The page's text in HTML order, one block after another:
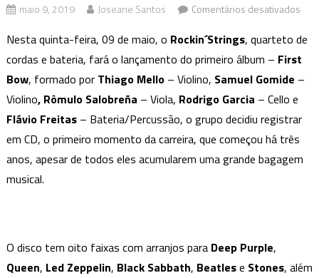
maio 9, 2019 Joseane Santos Comentários desativadosem
de
Nesta quinta-feira, 09 de maio, o Rockin´Strings, quarteto de
cordas e bateria, fará o lançamento do primeiro álbum – First
Bow, formado por Thiago Mello – Violino, Samuel Gomide –
Violino, Rômulo Salobreña – Viola, Rodrigo Garcia – Cello e
Flávio Freitas– Bateria/Percussão, o grupo decidiu registrar
em CD, o primeiro momento da carreira, que começou há três
anos, apesar de todos eles acumularem uma grande bagagem
musical.
O disco tem oito faixas com arranjos para Deep Purple,
Queen, Led Zeppelin, Black Sabbath, Beatlese Stones, além